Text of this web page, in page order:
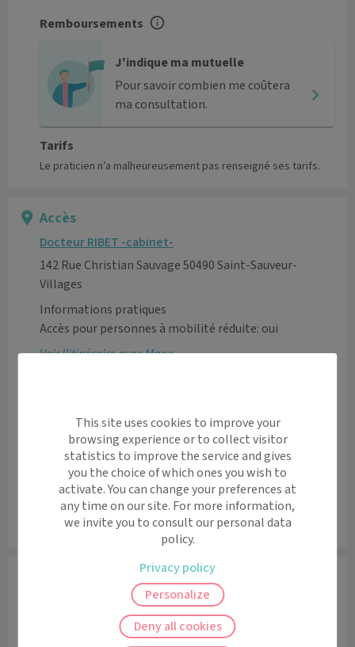
Remboursements
J'indique ma mutuelle
Pour savoir combien me coûtera
ma consultation.
Tarifs
Le praticien n’a malheureusement pas renseigné ses tarifs.
Accès
Docteur RIBET -cabinet-
142 Rue Christian Sauvage 50490 Saint-Sauveur-
Villages
Informations pratiques
Accès pour personnes à mobilité réduite: oui
Voir l’itinéraire avec Maps
Leaflet|© OpenStreetMapcontributors
Le Docteur RIBET Vincent est un médecin généraliste
expérimenté. Il reçoit les patients au cabinet 142 rue
Christian Sauvage à Saint Sauveur Lendelin.
This site uses cookies to improve your
browsing experience or to collect visitor
statistics to improve the service and gives
you the choice of which ones you wish to
activate. You can change your preferences at
any time on our site. For more information,
we invite you to consult our personal data
policy.
Deny all cookies
Personalize
Privacy policy